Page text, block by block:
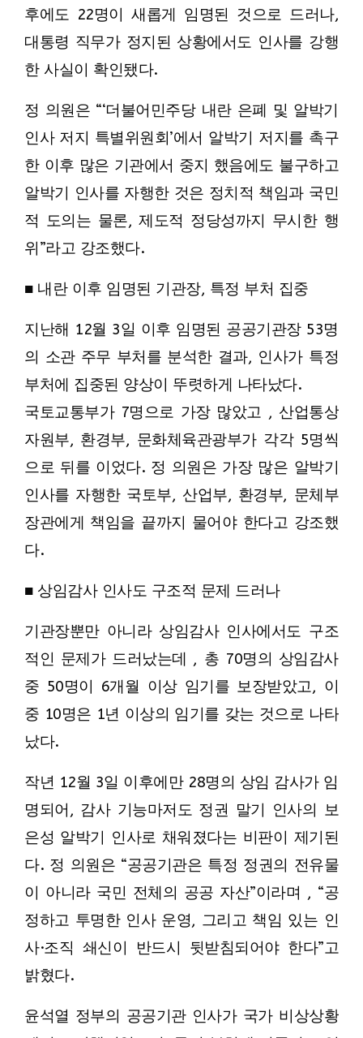
후에도 22명이 새롭게 임명된 것으로 드러나,
대통령 직무가 정지된 상황에서도 인사를 강행
한 사실이 확인됐다.
정 의원은 “‘더불어민주당 내란 은폐 및 알박기
인사 저지 특별위원회’에서 알박기 저지를 촉구
한 이후 많은 기관에서 중지 했음에도 불구하고
알박기 인사를 자행한 것은 정치적 책임과 국민
적 도의는 물론, 제도적 정당성까지 무시한 행
위”라고 강조했다.
■ 내란 이후 임명된 기관장, 특정 부처 집중
지난해 12월 3일 이후 임명된 공공기관장 53명
의 소관 주무 부처를 분석한 결과, 인사가 특정
부처에 집중된 양상이 뚜렷하게 나타났다.
국토교통부가 7명으로 가장 많았고 , 산업통상
자원부, 환경부, 문화체육관광부가 각각 5명씩
으로 뒤를 이었다. 정 의원은 가장 많은 알박기
인사를 자행한 국토부, 산업부, 환경부, 문체부
장관에게 책임을 끝까지 물어야 한다고 강조했
다.
■ 상임감사 인사도 구조적 문제 드러나
기관장뿐만 아니라 상임감사 인사에서도 구조
적인 문제가 드러났는데 , 총 70명의 상임감사
중 50명이 6개월 이상 임기를 보장받았고, 이
중 10명은 1년 이상의 임기를 갖는 것으로 나타
났다.
작년 12월 3일 이후에만 28명의 상임 감사가 임
명되어, 감사 기능마저도 정권 말기 인사의 보
은성 알박기 인사로 채워졌다는 비판이 제기된
다. 정 의원은 “공공기관은 특정 정권의 전유물
이 아니라 국민 전체의 공공 자산”이라며 , “공
정하고 투명한 인사 운영, 그리고 책임 있는 인
사·조직 쇄신이 반드시 뒷받침되어야 한다”고
밝혔다.
윤석열 정부의 공공기관 인사가 국가 비상상황